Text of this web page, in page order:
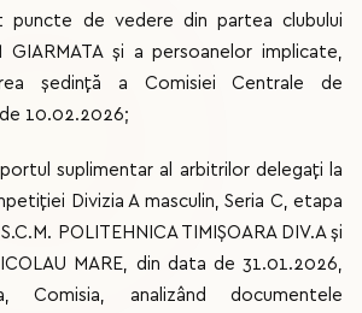
puncte de vedere din partea clubului
GIARMATA și a persoanelor implicate,
ședință a Comisiei Centrale de
10.02.2026;
suplimentar al arbitrilor delegați la
Divizia A masculin, Seria C, etapa
POLITEHNICA TIMIȘOARA DIV.A și
MARE, din data de 31.01.2026,
Comisia, analizând documentele